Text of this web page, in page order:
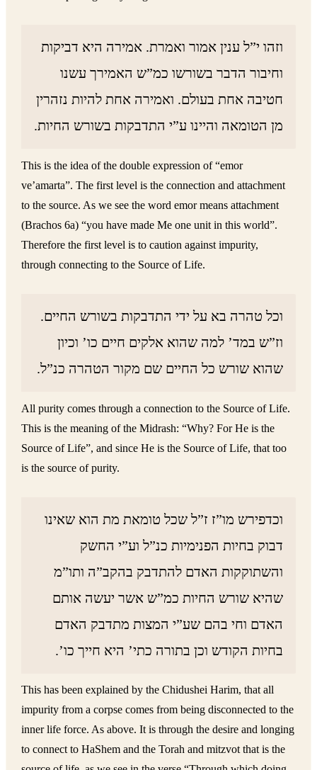
וזהו י”ל ענין אמור ואמרת. אמירה היא דביקות
וחיבור הדבר בשורשו כמ”ש האמירך עשנו
חטיבה אחת בעולם. ואמירה אחת להיות נזהרין
מן הטומאה והיינו ע”י התדבקות בשורש החיות.
This is the idea of the double expression of “emor
ve’amarta”. The first level is the connection and attachment
to the source. As we see the word emor means attachment
(Brachos 6a) “you have made Me one unit in this world”.
Therefore the first level is to caution against impurity,
through connecting to the Source of Life.
וכל טהרה בא על ידי התדבקות בשורש החיים.
וז”ש במד’ למה שהוא אלקים חיים כו’ וכיון
שהוא שורש כל החיים שם מקור הטהרה כנ”ל.
All purity comes through a connection to the Source of Life.
This is the meaning of the Midrash: “Why? For He is the
Source of Life”, and since He is the Source of Life, that too
is the source of purity.
וכדפירש מו”ז ז”ל שכל טומאת מת הוא שאינו
דבוק בחיות הפנימיות כנ”ל וע”י החשק
והשתוקקות האדם להתדבק בהקב”ה ותו”מ
שהיא שורש החיות כמ”ש אשר יעשה אותם
האדם וחי בהם שע”י המצות מתדבק האדם
בחיות הקודש וכן בתורה כתי’ היא חייך כו’.
This has been explained by the Chidushei Harim, that all
impurity from a corpse comes from being disconnected to the
inner life force. As above. It is through the desire and longing
to connect to HaShem and the Torah and mitzvot that is the